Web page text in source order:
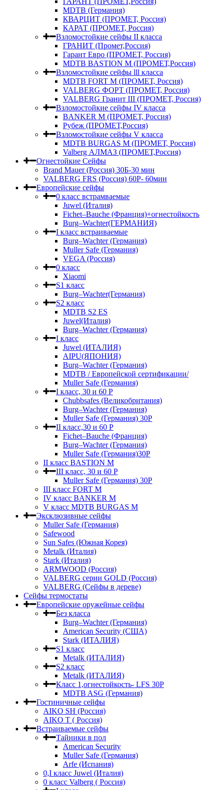
MDTB (Германия)
КВАРЦИТ (ПРОМЕТ, Россия)
КАРАТ (ПРОМЕТ, Россия)
Взломостойкие сейфы II класса
ГРАНИТ (Промет,Россия)
Гарант Евро (ПРОМЕТ, Россия)
MDTB BASTION M (ПРОМЕТ,Россия)
Взломостойкие сейфы lll класса
MDTB FORT M (ПРОМЕТ, Россия)
VALBERG ФОРТ (ПРОМЕТ, Россия)
VALBERG Гранит III (ПРОМЕТ, Россия)
Взломостойкие сейфы IV класса
BANKER M (ПРОМЕТ, Россия)
Рубеж (ПРОМЕТ,Россия)
Взломостойкие сейфы V класса
MDTB BURGAS M (ПРОМЕТ, Россия)
Valberg АЛМАЗ (ПРОМЕТ,Россия)
Огнестойкие Сейфы
Brand Mauer (Россия) 30Б-30 мин
VALBERG FRS (Россия) 60Р- 60мин
Европейские сейфы
0 класс встрамваемые
Juwel (Италия)
Fichet–Bauche (Франция)+огнестойкость
Burg–Wachter(ГЕРМАНИЯ)
I класс встраиваемые
Burg–Wachter (Германия)
Muller Safe (Германия)
VEGA (Россия)
0 класс
Xiaomi
S1 класс
Burg–Wachter(Германия)
S2 класс
MDTB S2 ES
Juwel(Италия)
Burg–Wachter (Германия)
I класс
Juwel (ИТАЛИЯ)
AIPU(ЯПОНИЯ)
Burg–Wachter (Германия)
MDTB / Европейской сертификации/
Muller Safe (Германия)
I класс, 30 и 60 P
Chubbsafes (Великобритания)
Burg–Wachter (Германия)
Muller Safe (Германия) 30Р
II класс,30 и 60 P
Fichet–Bauche (Франция)
Burg–Wachter (Германия)
Muller Safe (Германия)30P
II класс BASTION M
III класс, 30 и 60 P
Muller Safe (Германия) 30Р
III класс FORT M
IV класс BANKER M
V класс МDTB BURGAS M
Эксклюзивные сейфы
Muller Safe (Германия)
Safewood
Sun Safes (Южная Корея)
Metalk (Италия)
Stark (Италия)
ARMWOOD (Россия)
VALBERG серии GOLD (Россия)
VALBERG (Сейфы в дереве)
Сейфы термостаты
Европейские оружейные сейфы
Без класса
Burg–Wachter (Германия)
American Security (США)
Stark (ИТАЛИЯ)
S1 класс
Metalk (ИТАЛИЯ)
S2 класс
Metalk (ИТАЛИЯ)
Класс 1,огнестойкость- LFS 30P
MDTB ASG (Германия)
Гостиничные сейфы
AIKO SH (Россия)
AIKO Т ( Россия)
Встраиваемые сейфы
Тайники в пол
American Security
Muller Safe (Германия)
Arfe (Испания)
0,I класс Juwel (Италия)
0 класс Valberg ( Россия)